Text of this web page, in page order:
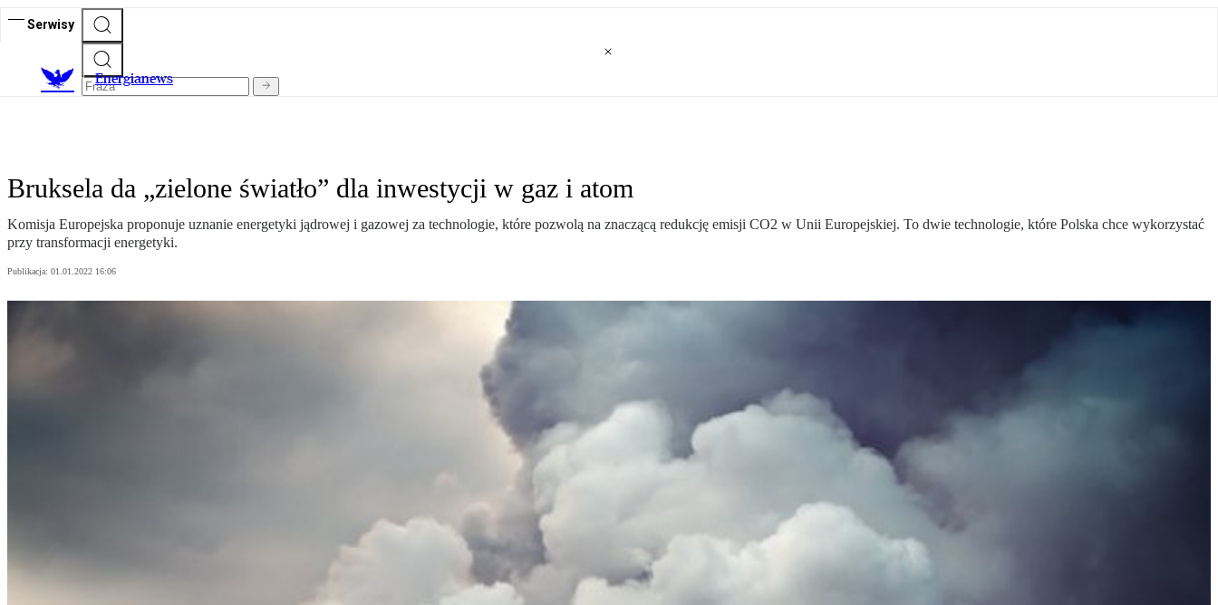
Serwisy
Energianews
Bruksela da „zielone światło” dla inwestycji w gaz i atom
Komisja Europejska proponuje uznanie energetyki jądrowej i gazowej za technologie, które pozwolą na znaczącą redukcję emisji CO2 w Unii Europejskiej. To dwie technologie, które Polska chce wykorzystać
przy transformacji energetyki.
Publikacja: 01.01.2022 16:06